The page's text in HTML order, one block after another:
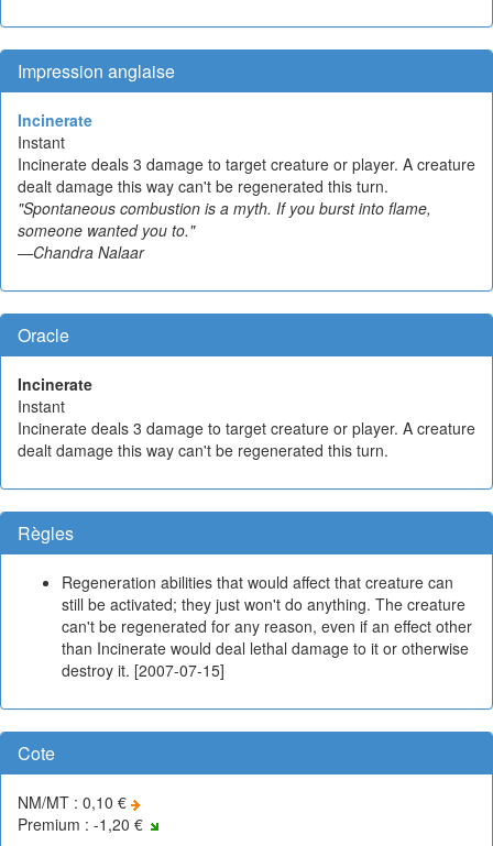
Impression anglaise
Incinerate
Instant
Incinerate deals 3 damage to target creature or player. A creature
dealt damage this way can't be regenerated this turn.
"Spontaneous combustion is a myth. If you burst into flame,
someone wanted you to."
—Chandra Nalaar
Oracle
Incinerate
Instant
Incinerate deals 3 damage to target creature or player. A creature
dealt damage this way can't be regenerated this turn.
Règles
Regeneration abilities that would affect that creature can
still be activated; they just won't do anything. The creature
can't be regenerated for any reason, even if an effect other
than Incinerate would deal lethal damage to it or otherwise
destroy it. [2007-07-15]
Cote
NM/MT : 0,10 €
Premium : -1,20 €